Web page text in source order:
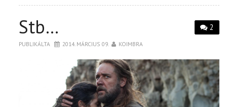
2
Stb…
PUBLIKÁLTA 2014. MÁRCIUS 09. KOIMBRA